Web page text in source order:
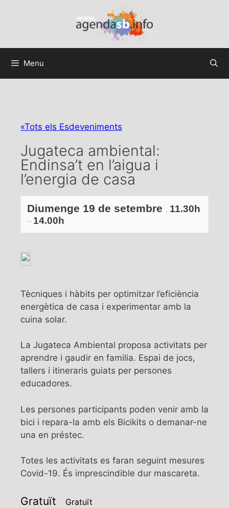
Menu
«Tots els Esdeveniments
Jugateca ambiental:
Endinsa’t en l’aigua i
l’energia de casa
Diumenge 19 de setembre , 11.30h
– 14.00h
Tècniques i hàbits per optimitzar l’eficiència
energètica de casa i experimentar amb la
cuina solar.
La Jugateca Ambiental proposa activitats per
aprendre i gaudir en familia. Espai de jocs,
tallers i itineraris guiats per persones
educadores.
Les persones participants poden venir amb la
bici i repara-la amb els Bicikits o demanar-ne
una en préstec.
Totes les activitats es faran seguint mesures
Covid-19. És imprescindible dur mascareta.
Gratuït Gratuït